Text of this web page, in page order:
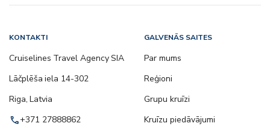
KONTAKTI
Cruiselines Travel Agency SIA
Lāčplēša iela 14-302
Riga, Latvia
call+371 27888862
GALVENĀS SAITES
Par mums
Reģioni
Grupu kruīzi
Kruīzu piedāvājumi